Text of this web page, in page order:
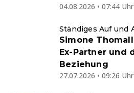
04.08.2026 • 07:44 Uhr
Ständiges Auf und
Simone
Ex-Partner und
Beziehung
27.07.2026 • 09:26 Uhr